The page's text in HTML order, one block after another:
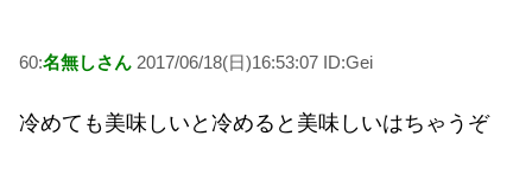
60:名無しさん 2017/06/18(日)16:53:07 ID:Gei
冷めても美味しいと冷めると美味しいはちゃうぞ